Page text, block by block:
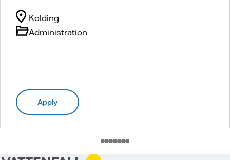
Administration
Kolding
Apply